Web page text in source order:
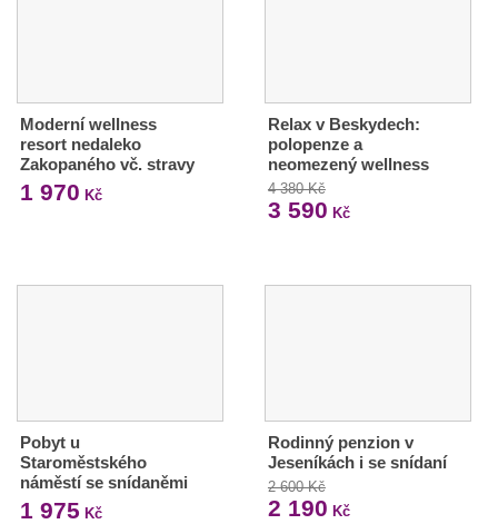
Moderní wellness
resort nedaleko
Zakopaného vč. stravy
1 970 Kč
Relax v Beskydech:
polopenze a
neomezený wellness
4 380 Kč
3 590 Kč
Pobyt u
Staroměstského
náměstí se snídaněmi
1 975 Kč
Rodinný penzion v
Jeseníkách i se snídaní
2 600 Kč
2 190 Kč